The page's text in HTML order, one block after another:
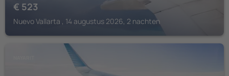
€ 523
Nuevo Vallarta , 14 augustus 2026, 2 nachten